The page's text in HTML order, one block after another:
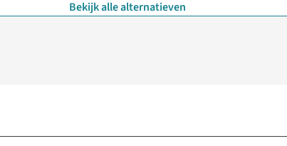
Bekijk alle alternatieven